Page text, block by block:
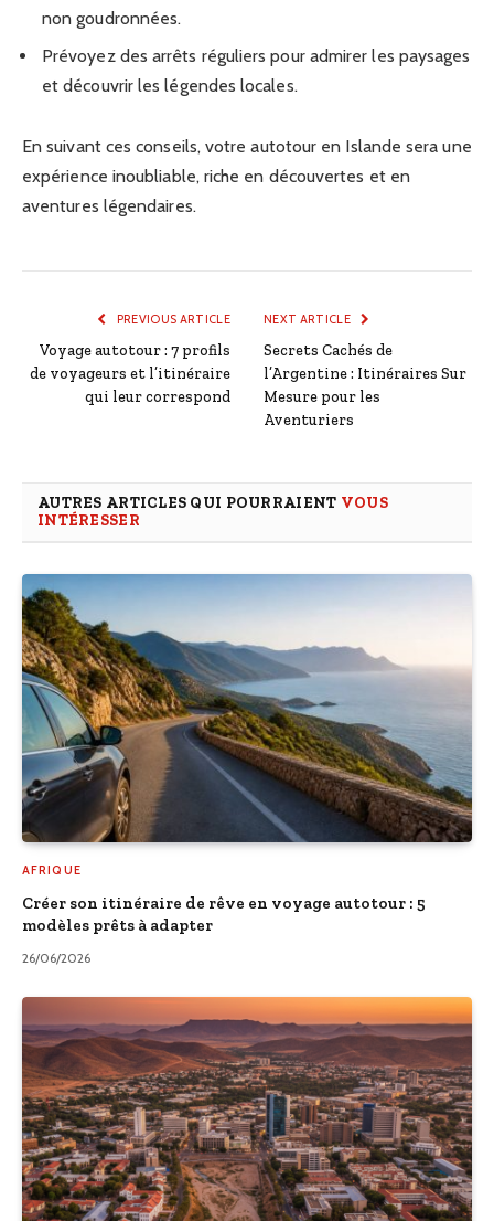
non goudronnées.
Prévoyez des arrêts réguliers pour admirer les paysages
et découvrir les légendes locales.
En suivant ces conseils, votre autotour en Islande sera une
expérience inoubliable, riche en découvertes et en
aventures légendaires.
PREVIOUS ARTICLE
Voyage autotour : 7 profils
de voyageurs et l’itinéraire
qui leur correspond
NEXT ARTICLE
Secrets Cachés de
l’Argentine : Itinéraires Sur
Mesure pour les
Aventuriers
AUTRES ARTICLES QUI POURRAIENT VOUS
INTÉRESSER
AFRIQUE
Créer son itinéraire de rêve en voyage autotour : 5
modèles prêts à adapter
26/06/2026